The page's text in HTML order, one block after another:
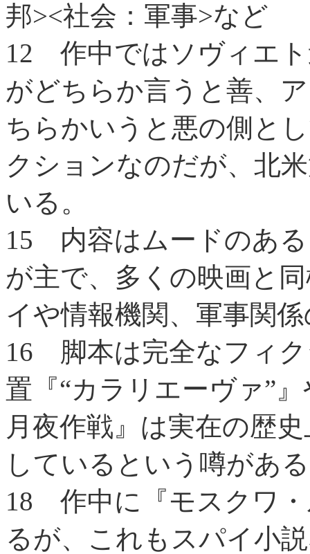
邦><社会：軍事>など
12 作中ではソヴィエ
がどちらか言うと善、
ちらかいうと悪の側と
クションなのだが、北
いる。
15 内容はムードのあ
が主で、多くの映画と
イや情報機関、軍事関
16 脚本は完全なフィ
置『“カラリエーヴァ”
月夜作戦』は実在の歴
しているという噂があ
18 作中に『モスクワ
るが、これもスパイ小